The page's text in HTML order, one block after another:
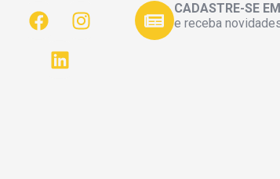
CADASTRE-SE
e receba